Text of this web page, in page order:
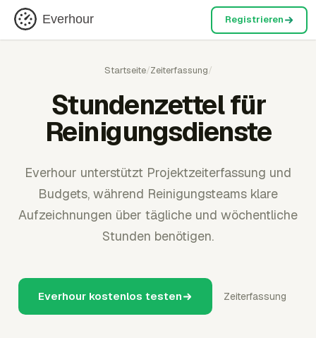
Everhour Registrieren
Startseite/Zeiterfassung/
Stundenzettel für
Reinigungsdienste
Everhour unterstützt Projektzeiterfassung und
Budgets, während Reinigungsteams klare
Aufzeichnungen über tägliche und wöchentliche
Stunden benötigen.
Everhour kostenlos testen Zeiterfassung